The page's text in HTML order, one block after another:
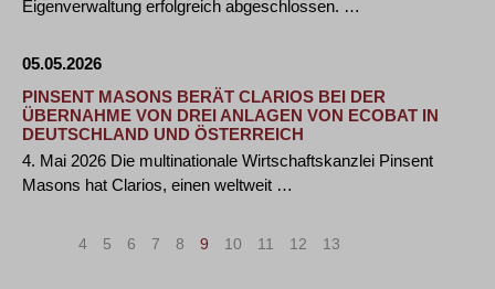
Eigenverwaltung erfolgreich abgeschlossen. …
05.05.2026
PINSENT MASONS BERÄT CLARIOS BEI DER
ÜBERNAHME VON DREI ANLAGEN VON ECOBAT IN
DEUTSCHLAND UND ÖSTERREICH
4. Mai 2026 Die multinationale Wirtschaftskanzlei Pinsent
Masons hat Clarios, einen weltweit …
4 5 6 7 8 9 10 11 12 13